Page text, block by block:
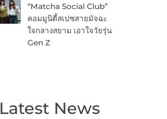
“Matcha Social Club”
คอมมูนิตี้สเปซสายมัจฉะ
ใจกลางสยาม เอาใจวัยรุ่น
Gen Z
Latest News